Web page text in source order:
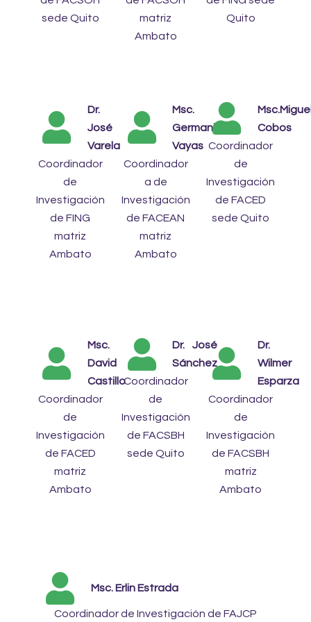
sede Quito
matriz
Ambato
Quito
Dr.
José
Varela
Coordinador
de
Investigación
de FING
matriz
Ambato
Msc.
Germania
Vayas
Coordinador
a de
Investigación
de FACEAN
matriz
Ambato
Cobos
Coordinador
de
Investigación
de FACED
sede Quito
Msc.
David
Castillo
Coordinador
de
Investigación
de FACED
matriz
Ambato
Dr. José
Sánchez
Coordinador
de
Investigación
de FACSBH
sede Quito
Dr.
Wilmer
Esparza
Coordinador
de
Investigación
de FACSBH
matriz
Ambato
Msc. Erlin Estrada
Coordinador de Investigación de FAJCP